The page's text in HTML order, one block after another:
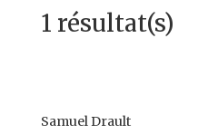
1 résultat(s)
Samuel Drault